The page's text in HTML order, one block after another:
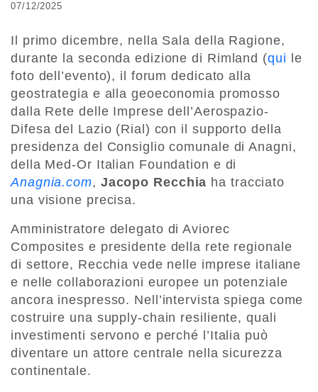
07/12/2025
Il primo dicembre, nella Sala della Ragione,
durante la seconda edizione di Rimland (qui le
foto dell’evento), il forum dedicato alla
geostrategia e alla geoeconomia promosso
dalla Rete delle Imprese dell’Aerospazio-
Difesa del Lazio (Rial) con il supporto della
presidenza del Consiglio comunale di Anagni,
della Med-Or Italian Foundation e di
Anagnia.com, Jacopo Recchia ha tracciato
una visione precisa.
Amministratore delegato di Aviorec
Composites e presidente della rete regionale
di settore, Recchia vede nelle imprese italiane
e nelle collaborazioni europee un potenziale
ancora inespresso. Nell’intervista spiega come
costruire una supply-chain resiliente, quali
investimenti servono e perché l’Italia può
diventare un attore centrale nella sicurezza
continentale.